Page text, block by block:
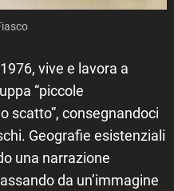
vive e lavora a
“piccole
scatto”, consegnandoci
Geografie esistenziali
una narrazione
da un’immagine